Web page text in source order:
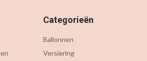
Categorieën
Ballonnen
Versiering